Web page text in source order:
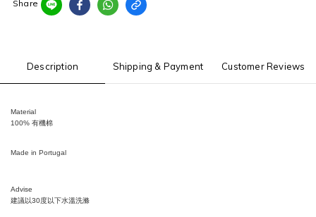
Share
Description Shipping & Payment Customer Reviews
Material
100% 有機棉
Made in Portugal
Advise
建議以30度以下水溫洗滌